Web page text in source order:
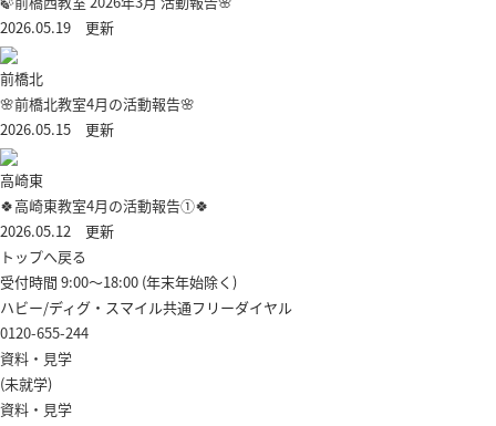
2026.05.19 更新
前橋北
🌸前橋北教室4月の活動報告🌸
2026.05.15 更新
高崎東
🍀高崎東教室4月の活動報告①🍀
2026.05.12 更新
トップへ戻る
受付時間 9:00～18:00 (年末年始除く)
ハビー/ディグ・スマイル共通フリーダイヤル
0120-655-244
資料・見学
(未就学)
資料・見学